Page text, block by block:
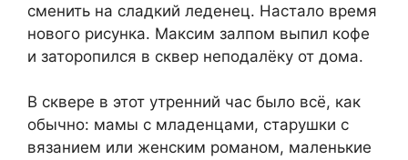
сменить на сладкий леденец. Настало время
нового рисунка. Максим залпом выпил кофе
и заторопился в сквер неподалёку от дома.
В сквере в этот утренний час было всё, как
обычно: мамы с младенцами, старушки с
вязанием или женским романом, маленькие